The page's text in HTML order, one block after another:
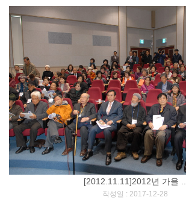
[2012.11.11]2012년 가을 ..
작성일 : 2017-12-28